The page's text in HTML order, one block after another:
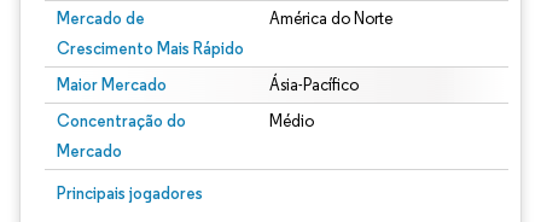
Mercado de
Crescimento Mais Rápido
América do Norte
Maior Mercado Ásia-Pacífico
Concentração do
Mercado
Médio
Principais jogadores
Imagem © Mordor Intelligence. O reuso requer atribuição conforme CC BY 4.0.